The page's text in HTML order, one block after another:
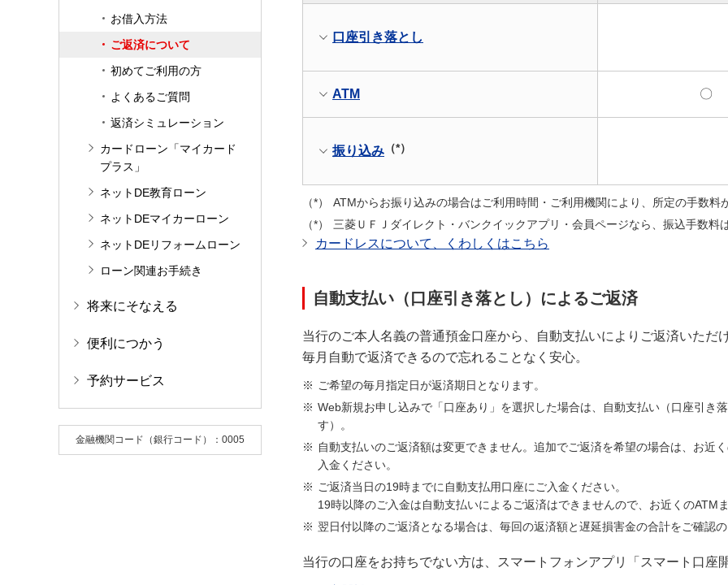
お借入方法
ご返済について
初めてご利用の方
よくあるご質問
返済シミュレーション
カードローン「マイカード
プラス」
ネットDE教育ローン
ネットDEマイカーローン
ネットDEリフォームローン
ローン関連お手続き
将来にそなえる
便利につかう
予約サービス
金融機関コード（銀行コード）：0005
口座引き落とし
ATM 〇
振り込み （*）
ATMからお振り込みの場合はご利用時間・ご利用機関により、所定の手数料
三菱ＵＦＪダイレクト・バンクイックアプリ・会員ページなら、振込手数料
カードレスについて、くわしくはこちら
自動支払い（口座引き落とし）によるご返済
当行のご本人名義の普通預金口座から、自動支払いによりご返済いただけ
毎月自動で返済できるので忘れることなく安心。
ご希望の毎月指定日が返済期日となります。
Web新規お申し込みで「口座あり」を選択した場合は、自動支払い（口座引き
す）。
自動支払いのご返済額は変更できません。追加でご返済を希望の場合は、お近
入金ください。
ご返済当日の19時までに自動支払用口座にご入金ください。
19時以降のご入金は自動支払いによるご返済はできませんので、お近くのATM
翌日付以降のご返済となる場合は、毎回の返済額と遅延損害金の合計をご確認
当行の口座をお持ちでない方は、スマートフォンアプリ「スマート口座